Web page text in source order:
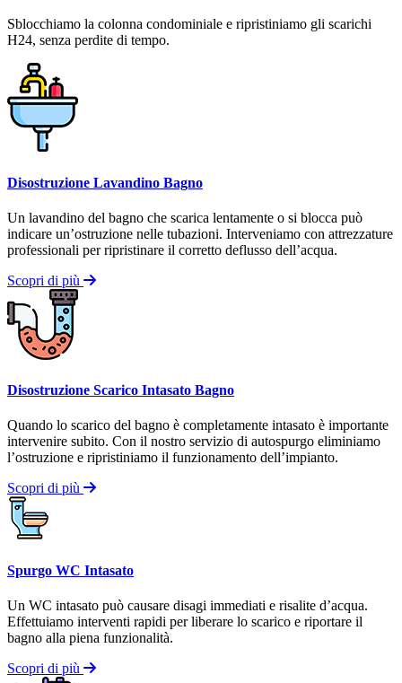
Sblocchiamo la colonna condominiale e ripristiniamo gli scarichi
H24, senza perdite di tempo.
Disostruzione Lavandino Bagno
Un lavandino del bagno che scarica lentamente o si blocca può
indicare un’ostruzione nelle tubazioni. Interveniamo con attrezzature
professionali per ripristinare il corretto deflusso dell’acqua.
Scopri di più
Disostruzione Scarico Intasato Bagno
Quando lo scarico del bagno è completamente intasato è importante
intervenire subito. Con il nostro servizio di autospurgo eliminiamo
l’ostruzione e ripristiniamo il funzionamento dell’impianto.
Scopri di più
Spurgo WC Intasato
Un WC intasato può causare disagi immediati e risalite d’acqua.
Effettuiamo interventi rapidi per liberare lo scarico e riportare il
bagno alla piena funzionalità.
Scopri di più